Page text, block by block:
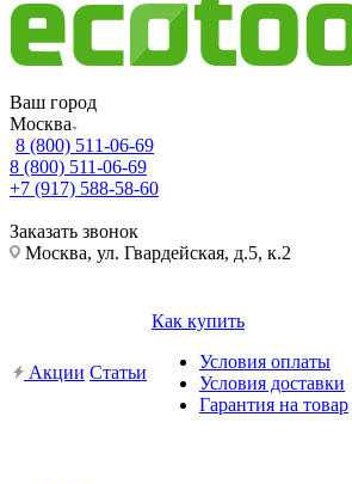
Ваш город
Москва
8 (800) 511-06-69
8 (800) 511-06-69
+7 (917) 588-58-60
Заказать звонок
Москва, ул. Гвардейская, д.5, к.2
Акции Статьи
Как купить
Условия оплаты
Условия доставки
Гарантия на товар